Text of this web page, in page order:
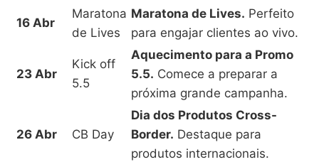
16 Abr
Maratona
de Lives
Maratona de Lives. Perfeito
para engajar clientes ao vivo.
23 Abr
Kick off
5.5
Aquecimento para a Promo
5.5. Comece a preparar a
próxima grande campanha.
26 Abr CB Day
Dia dos Produtos Cross-
Border. Destaque para
produtos internacionais.